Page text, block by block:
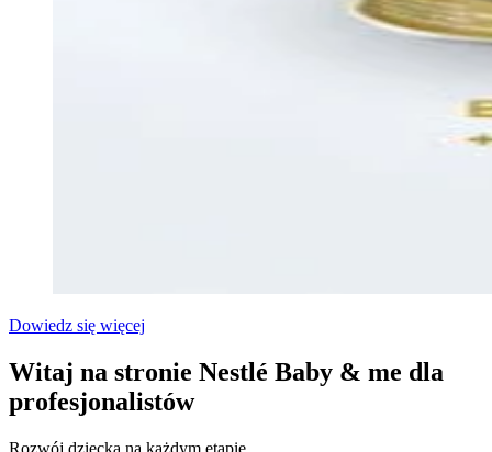
Dowiedz się więcej
Witaj na stronie Nestlé Baby & me dla
profesjonalistów
Rozwój dziecka na każdym etapie